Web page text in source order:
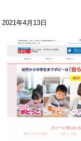
2021年4月13日